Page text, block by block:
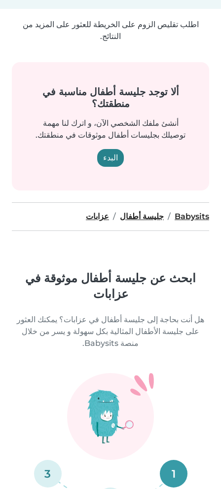
اطلب تقليص الزوم على الخريطة للعثور على المزيد من
النتائج.
ألا توجد جليسة أطفال مناسبة في
منطقتك؟
أنشئ ملفك الشخصي الآن، و اترك لنا مهمة
توصيلك بجليسات أطفال موثوقات في منطقتك.
البدء
Babysits جليسة أطفال عزابات
ابحث عن جليسة أطفال موثوقة في
عزابات
هل أنت بحاجة إلى جليسة أطفال في عزابات؟ يمكنك العثور
على جليسة الأطفال المثالية بكل سهولة و يسر من خلال
منصة Babysits.
1
3